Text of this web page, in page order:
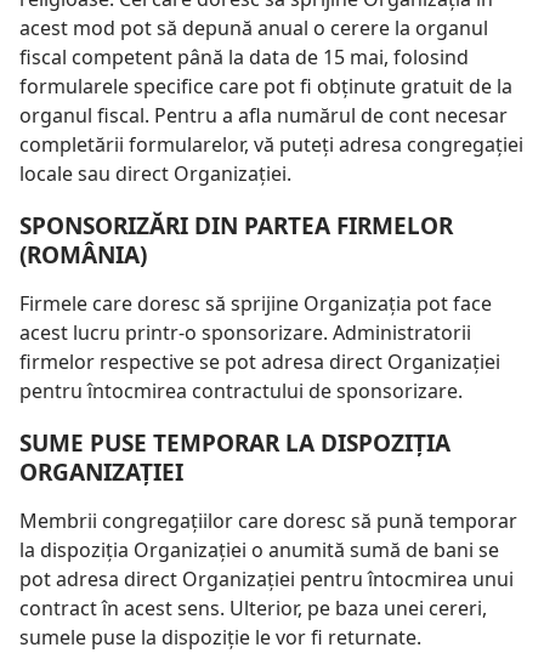
acest mod pot să depună anual o cerere la organul
fiscal competent până la data de 15 mai, folosind
formularele specifice care pot fi obţinute gratuit de la
organul fiscal. Pentru a afla numărul de cont necesar
completării formularelor, vă puteţi adresa congregaţiei
locale sau direct Organizaţiei.
SPONSORIZĂRI DIN PARTEA FIRMELOR
(ROMÂNIA)
Firmele care doresc să sprijine Organizaţia pot face
acest lucru printr-o sponsorizare. Administratorii
firmelor respective se pot adresa direct Organizaţiei
pentru întocmirea contractului de sponsorizare.
SUME PUSE TEMPORAR LA DISPOZIŢIA
ORGANIZAŢIEI
Membrii congregaţiilor care doresc să pună temporar
la dispoziţia Organizaţiei o anumită sumă de bani se
pot adresa direct Organizaţiei pentru întocmirea unui
contract în acest sens. Ulterior, pe baza unei cereri,
sumele puse la dispoziţie le vor fi returnate.